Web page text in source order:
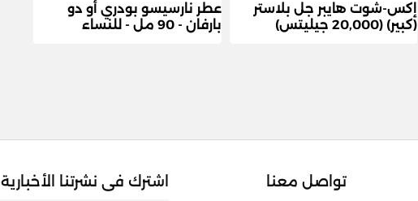
إكس-شوت هايبر جل بلاستر
(كبير) (20,000 جيليتس)
عطر نارسيسو بودري أو دو
بارفان - 90 مل - للنساء
تواصل معنا اشترك فى نشرتنا الأخبارية